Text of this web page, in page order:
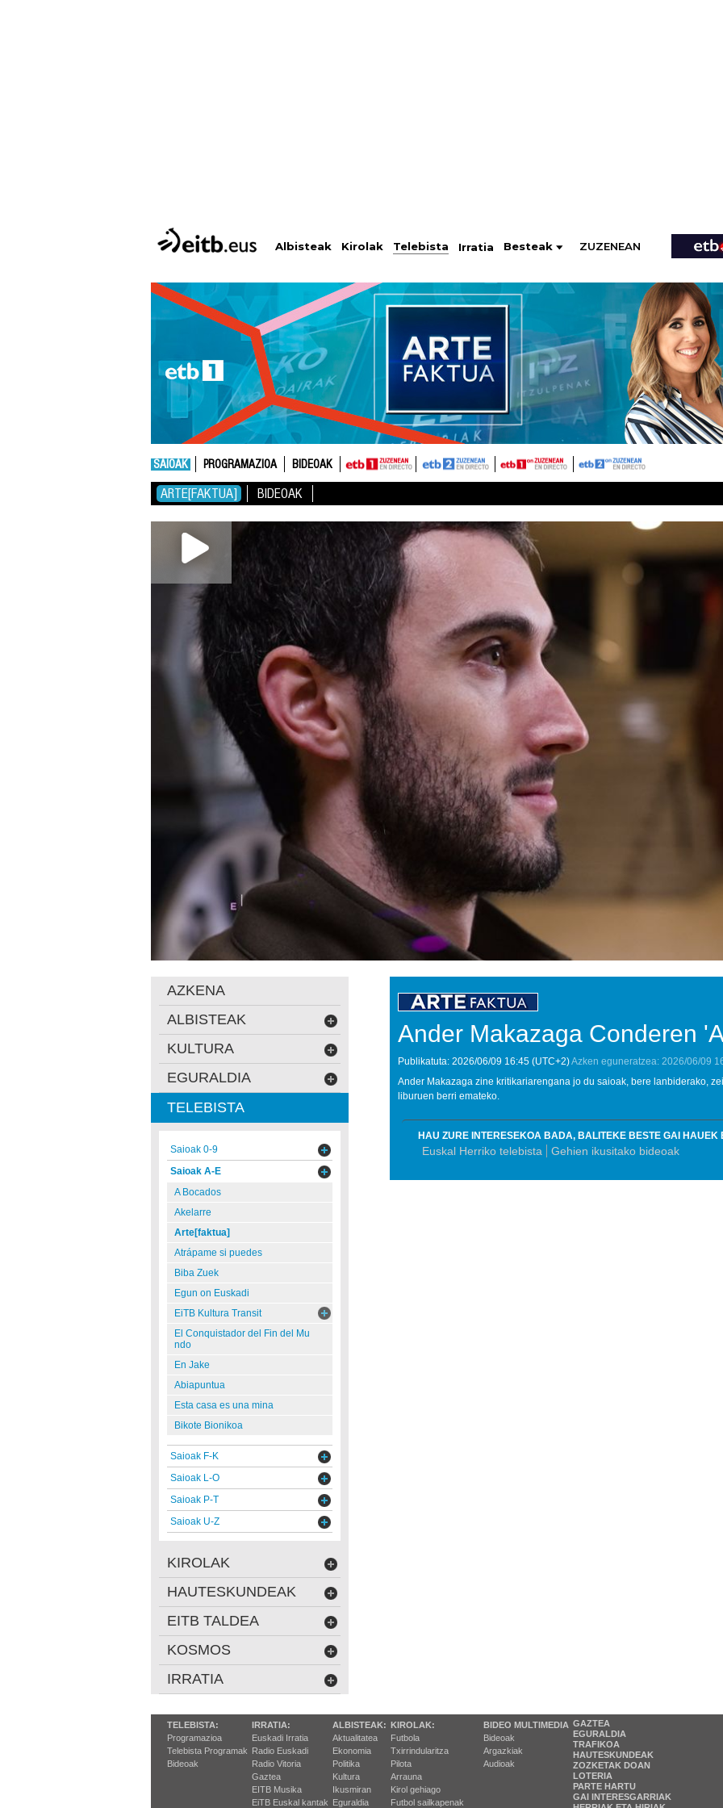
Albisteak Kirolak Telebista Irratia Besteak ZUZENEAN
SAIOAK PROGRAMAZIOA BIDEOAK
ARTE[FAKTUA] BIDEOAK
Ander Makazaga Conderen
Publikatuta: 2026/06/09 16:45 (UTC+2)Azken eguneratzea: 2026/06/09
Ander Makazaga zine kritikariarengana jo du saioak, bere lanbiderako,
liburuen berri emateko.
HAU ZURE INTERESEKOA BADA, BALITEKE BESTE GAI HAUEK
Euskal Herriko telebista Gehien ikusitako bideoak
AZKENA
ALBISTEAK
KULTURA
EGURALDIA
TELEBISTA
Saioak 0-9
Saioak A-E
A Bocados
Akelarre
Arte[faktua]
Atrápame si puedes
Biba Zuek
Egun on Euskadi
EiTB Kultura Transit
El Conquistador del Fin del Mu
ndo
En Jake
Abiapuntua
Esta casa es una mina
Bikote Bionikoa
Saioak F-K
Saioak L-O
Saioak P-T
Saioak U-Z
KIROLAK
HAUTESKUNDEAK
EITB TALDEA
KOSMOS
IRRATIA
TELEBISTA:
Programazioa
Telebista Programak
Bideoak
IRRATIA:
Euskadi Irratia
Radio Euskadi
Radio Vitoria
Gaztea
EITB Musika
EiTB Euskal kantak
ALBISTEAK:
Aktualitatea
Ekonomia
Politika
Kultura
Ikusmiran
Eguraldia
KIROLAK:
Futbola
Txirrindularitza
Pilota
Arrauna
Kirol gehiago
Futbol sailkapenak
BIDEO MULTIMEDIA
Bideoak
Argazkiak
Audioak
GAZTEA
EGURALDIA
TRAFIKOA
HAUTESKUNDEAK
ZOZKETAK DOAN
LOTERIA
PARTE HARTU
GAI INTERESGARRIAK